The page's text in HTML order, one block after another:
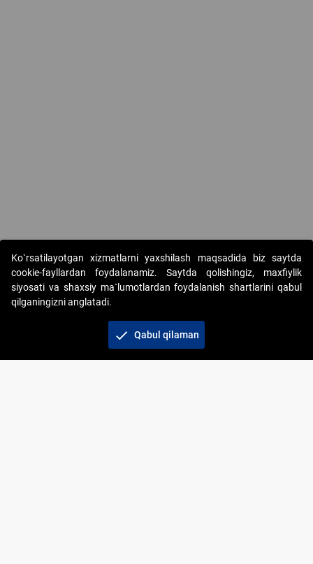
Copyright © 2017-2026. "Elektron onlayn-auksionlarni
tashkil etish" AJ. Barcha huquqlar himoyalangan
Ko`rsatilayotgan xizmatlarni yaxshilash maqsadida biz saytda
cookie-fayllardan foydalanamiz. Saytda qolishingiz, maxfiylik
siyosati va shaxsiy ma`lumotlardan foydalanish shartlarini qabul
qilganingizni anglatadi.
check Qabul qilaman